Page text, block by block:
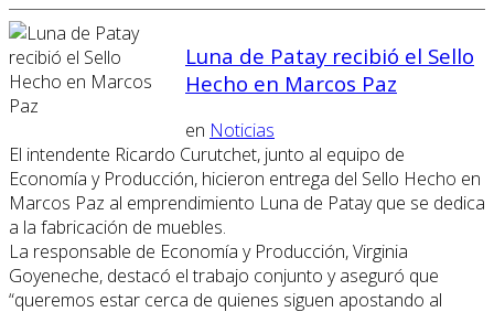
Luna de Patay recibió el Sello
Hecho en Marcos Paz
en Noticias
El intendente Ricardo Curutchet, junto al equipo de
Economía y Producción, hicieron entrega del Sello Hecho en
Marcos Paz al emprendimiento Luna de Patay que se dedica
a la fabricación de muebles.
La responsable de Economía y Producción, Virginia
Goyeneche, destacó el trabajo conjunto y aseguró que
“queremos estar cerca de quienes siguen apostando al